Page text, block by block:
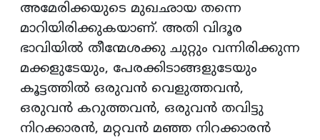
അമേരിക്കയുടെ മുഖഛായ തന്നെ
മാറിയിരിക്കുകയാണ്. അതി വിദൂര
ഭാവിയില്‍ തീന്മേശക്കു ചുറ്റും വന്നിരിക്കുന്ന
മക്കളുടേയും, പേരക്കിടാങ്ങളുടേയും
കൂട്ടത്തില്‍ ഒരുവന്‍ വെളുത്തവന്‍,
ഒരുവന്‍ കറുത്തവന്‍, ഒരുവന്‍ തവിട്ടു
നിറക്കാരന്‍, മറ്റവന്‍ മഞ്ഞ നിറക്കാരന്‍